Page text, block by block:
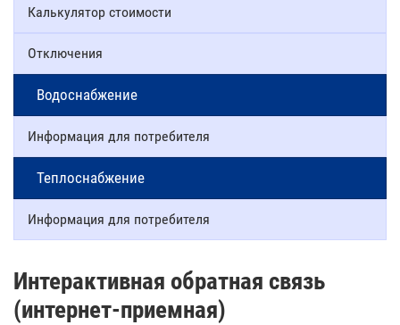
Калькулятор стоимости
Отключения
Водоснабжение
Информация для потребителя
Теплоснабжение
Информация для потребителя
Интерактивная обратная связь
(интернет-приемная)